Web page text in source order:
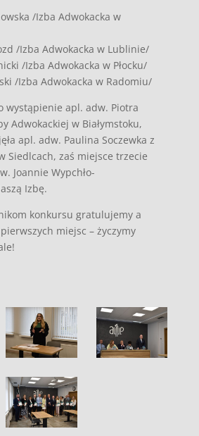
/Izba Adwokacka w
/Izba Adwokacka w Lublinie/
/Izba Adwokacka w Płocku/
/Izba Adwokacka w Radomiu/
wystąpienie apl. adw. Piotra
Adwokackiej w Białymstoku,
apl. adw. Paulina Soczewka z
Siedlcach, zaś miejsce trzecie
Joannie Wypchło-
Izbę.
konkursu gratulujemy a
miejsc – życzymy